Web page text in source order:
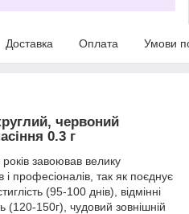
Доставка Оплата Умови
червоний
0.3 г
років завоював велику
професіоналів, так як поєднує
(95-100 днів), відмінні
(120-150г), чудовий зовнішній